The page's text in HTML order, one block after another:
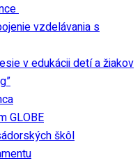
vzdelávania s
v edukácii detí a žiakov
GLOBE
škôl